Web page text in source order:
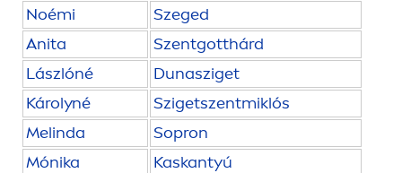
Noémi
Szeged
Anita
Szentgotthárd
Lászlóné
Dunasziget
Károlyné
Szigetszentmiklós
Melinda
Sopron
Mónika
Kaskantyú